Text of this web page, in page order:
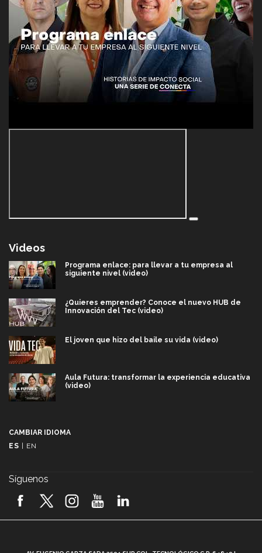
Videos
Programa enlace: para llevar a tu empresa al
siguiente nivel (video)
¿Quieres emprender? Conoce el nuevo HUB de
Innovación del Tec (video)
El joven que hizo del baile su vida (video)
Aula Futura: transformar la experiencia educativa
(video)
2026! (video)
CAMBIAR IDIOMA
ES
EN
Síguenos